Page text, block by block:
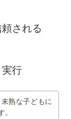
される
行
熟な子どもに
。